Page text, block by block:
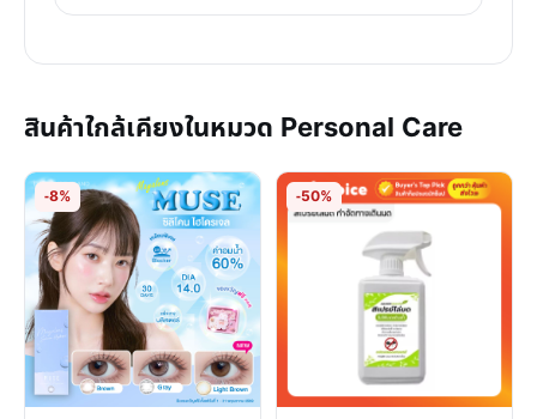
สินค้าใกล้เคียงในหมวด Personal Care
-8% -50%